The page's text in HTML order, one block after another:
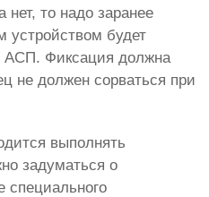
нет, то надо заранее
устройством будет
АСП. Фиксация должна
не должен сорваться при
выполнять
задуматься о
специального